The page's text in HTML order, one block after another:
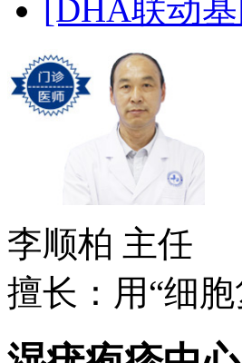
[DHA联动
李顺柏 主任
擅长：用“细